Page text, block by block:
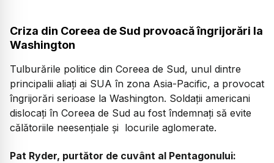
Criza din Coreea de Sud provoacă îngrijorări la
Washington
Tulburările politice din Coreea de Sud, unul dintre
principalii aliați ai SUA în zona Asia-Pacific, a provocat
îngrijorări serioase la Washington. Soldații americani
dislocați în Coreea de Sud au fost îndemnați să evite
călătoriile neesențiale și locurile aglomerate.
Pat Ryder, purtător de cuvânt al Pentagonului: